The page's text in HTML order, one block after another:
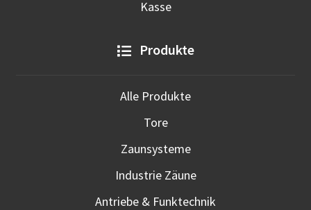
Kasse
Produkte
Alle Produkte
Tore
Zaunsysteme
Industrie Zäune
Antriebe & Funktechnik